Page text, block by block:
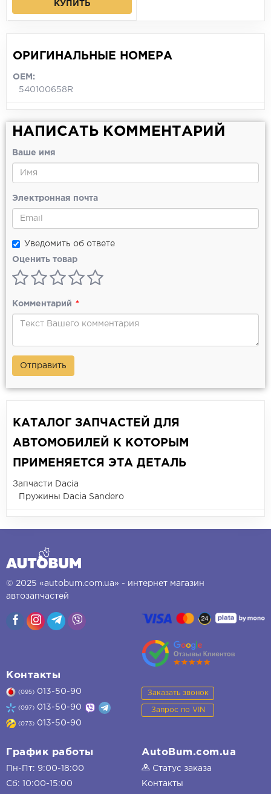
КУПИТЬ
ОРИГИНАЛЬНЫЕ НОМЕРА
OEM:
540100658R
НАПИСАТЬ КОММЕНТАРИЙ
Ваше имя
Электронная почта
Уведомить об ответе
Оценить товар
Комментарий *
Отправить
КАТАЛОГ ЗАПЧАСТЕЙ ДЛЯ
АВТОМОБИЛЕЙ К КОТОРЫМ
ПРИМЕНЯЕТСЯ ЭТА ДЕТАЛЬ
Запчасти Dacia
Пружины Dacia Sandero
© 2025 «autobum.com.ua» - интернет магазин
автозапчастей
Контакты
(095) 013-50-90
(097) 013-50-90
(073) 013-50-90
Заказать звонок
Запрос по VIN
График работы
Пн-Пт: 9:00-18:00
Сб: 10:00-15:00
AutoBum.com.ua
Статус заказа
Контакты